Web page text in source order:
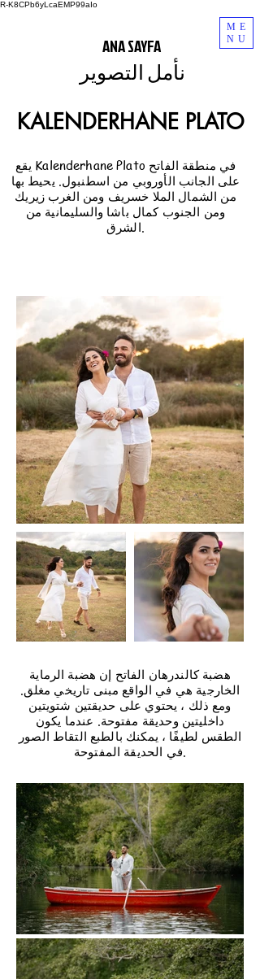
R-K8CPb6yLcaEMP99aIo
ME
NU
نأمل التصوير
ANA SAYFA
KALENDERHANE PLATO
يقع Kalenderhane Plato في منطقة الفاتح
على الجانب الأوروبي من اسطنبول. يحيط بها
من الشمال الملا خسريف ومن الغرب زيريك
ومن الجنوب كمال باشا والسليمانية من
الشرق.
هضبة كالندرهان الفاتح إن هضبة الرماية
الخارجية هي في الواقع مبنى تاريخي مغلق.
ومع ذلك ، يحتوي على حديقتين شتويتين
داخليتين وحديقة مفتوحة. عندما يكون
الطقس لطيفًا ، يمكنك بالطبع التقاط الصور
في الحديقة المفتوحة.